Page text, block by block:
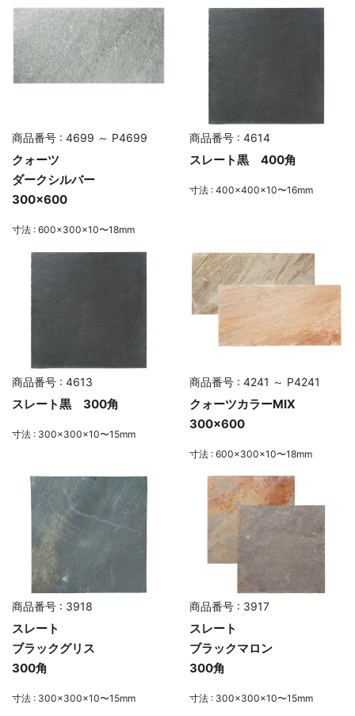
商品番号 : 4699 ～ P4699
クォーツ
ダークシルバー
300×600
寸法 : 600×300×10〜18mm
商品番号 : 4614
スレート黒 400角
寸法 : 400×400×10〜16mm
商品番号 : 4613
スレート黒 300角
寸法 : 300×300×10〜15mm
商品番号 : 4241 ～ P4241
クォーツカラーMIX
300×600
寸法 : 600×300×10〜18mm
商品番号 : 3918
スレート
ブラックグリス
300角
寸法 : 300×300×10〜15mm
商品番号 : 3917
スレート
ブラックマロン
300角
寸法 : 300×300×10〜15mm